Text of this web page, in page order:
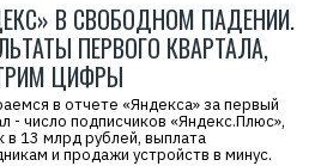
В СВОБОДНОМ ПАДЕНИИ.
ПЕРВОГО КВАРТАЛА,
ЦИФРЫ
в отчете «Яндекса» за первый
- число подписчиков «Яндекс.Плюс»,
в 13 млрд рублей, выплата
и продажи устройств в минус.
м
а
i
d
=
2